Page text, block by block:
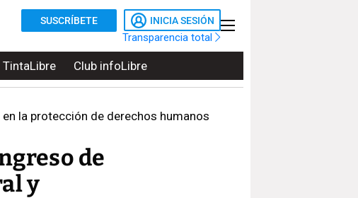
SUSCRÍBETE INICIA SESIÓN
Transparencia total
TintaLibre Club infoLibre
la protección de derechos humanos
de
y